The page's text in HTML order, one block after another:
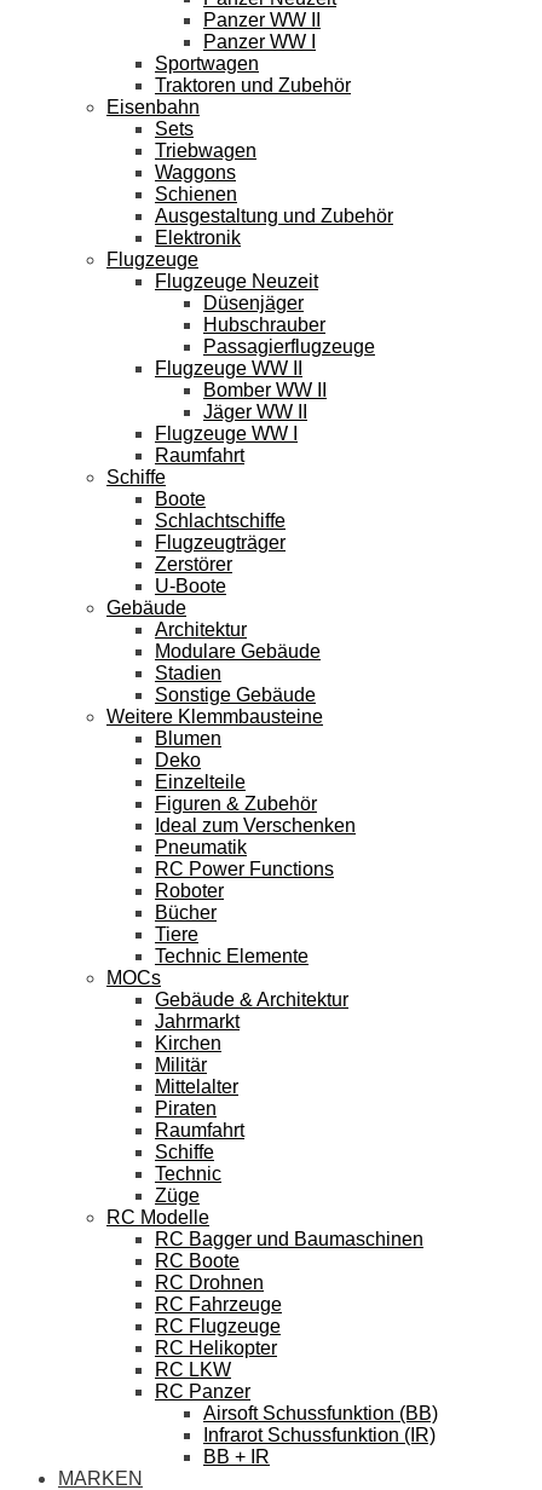
Panzer WW II
Panzer WW I
Sportwagen
Traktoren und Zubehör
Eisenbahn
Sets
Triebwagen
Waggons
Schienen
Ausgestaltung und Zubehör
Elektronik
Flugzeuge
Flugzeuge Neuzeit
Düsenjäger
Hubschrauber
Passagierflugzeuge
Flugzeuge WW II
Bomber WW II
Jäger WW II
Flugzeuge WW I
Raumfahrt
Schiffe
Boote
Schlachtschiffe
Flugzeugträger
Zerstörer
U-Boote
Gebäude
Architektur
Modulare Gebäude
Stadien
Sonstige Gebäude
Weitere Klemmbausteine
Blumen
Deko
Einzelteile
Figuren & Zubehör
Ideal zum Verschenken
Pneumatik
RC Power Functions
Roboter
Bücher
Tiere
Technic Elemente
MOCs
Gebäude & Architektur
Jahrmarkt
Kirchen
Militär
Mittelalter
Piraten
Raumfahrt
Schiffe
Technic
Züge
RC Modelle
RC Bagger und Baumaschinen
RC Boote
RC Drohnen
RC Fahrzeuge
RC Flugzeuge
RC Helikopter
RC LKW
RC Panzer
Airsoft Schussfunktion (BB)
Infrarot Schussfunktion (IR)
BB + IR
MARKEN